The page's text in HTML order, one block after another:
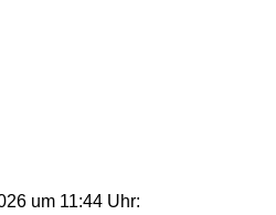
um 11:44 Uhr: